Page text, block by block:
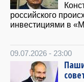
российского
инвестициями в
09.07.2026 - 23:00